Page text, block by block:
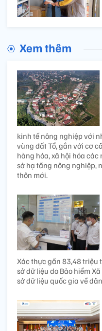
Xem thêm
kinh tế nông nghiệp với
vùng đất Tổ, gắn với cơ
hàng hóa, xã hội hóa
sở hạ tầng nông nghiệp,
thôn mới.
Xác thực gần 83,48 triệu
sở dữ liệu do Bảo hiểm
sở dữ liệu quốc gia về